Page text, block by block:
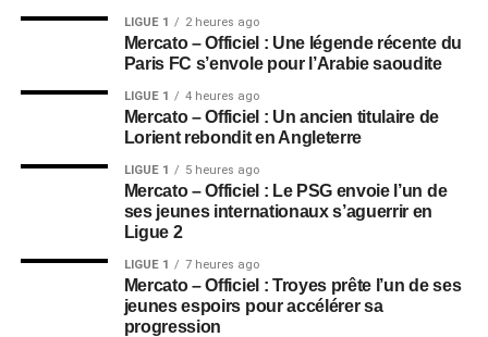
LIGUE 1 2 heures ago
Mercato – Officiel : Une légende récente du
Paris FC s’envole pour l’Arabie saoudite
LIGUE 1 4 heures ago
Mercato – Officiel : Un ancien titulaire de
Lorient rebondit en Angleterre
LIGUE 1 5 heures ago
Mercato – Officiel : Le PSG envoie l’un de
ses jeunes internationaux s’aguerrir en
Ligue 2
LIGUE 1 7 heures ago
Mercato – Officiel : Troyes prête l’un de ses
jeunes espoirs pour accélérer sa
progression